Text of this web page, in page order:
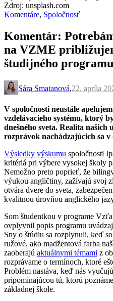
Zdroj: unsplash.com
Komentáre, Spoločnosť
Komentár:
na VZME
študijného programu
Sára Smatanová,22. apríla
V spoločnosti neustále
vzdelávacieho systému, ktorý
dnešného sveta. Realita našich
rozprávok nachádzajúcich sa
Výsledky výskumu spoločnosti
kritériá pri výbere vysokej školy
Nemožno preto poprieť, že
výukou angličtiny, zažívajú svoj
otvára dvere do sveta,
kvalitnou úrovňou anglického
Som študentkou v programe
ovplyvnil popis programu
Sny o štúdiu sa rozplynuli, keď
ružové, ako madžentová farba
zaoberajú aktuálnymi témami z
rozprávame o termínoch, ktoré
Problém nastáva, keď nás
pripomínajúcou tú, ktorú
základnej škole.